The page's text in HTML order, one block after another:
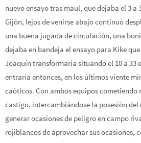
nuevo ensayo tras maul, que dejaba el 3 a
Gijón, lejos de venirse abajo continuó
una buena jugada de circulación, una
dejaba en bandeja el ensayo para Kike
Joaquín transformaría situando el 10 a 33
entraría entonces, en los últimos viente
caóticos. Con ambos equipos cometiendo
castigo, intercambiándose la posesión del
generar ocasiones de peligro en campo
rojiblancos de aprovechar sus ocasiones,